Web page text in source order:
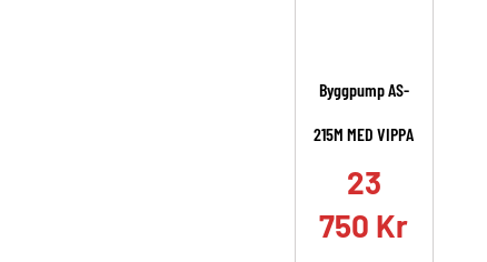
Byggpump AS-
215M MED VIPPA
23
750 Kr